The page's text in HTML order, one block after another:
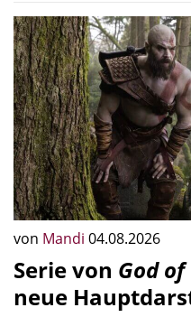
von Mandi 04.08.2026
Serie von God of
neue